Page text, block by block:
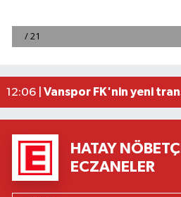
12:23 |
Adana'da iş yerinde 2
12:06 | Vanspor FK'nin yeni
HATAY NÖBETÇI
ECZANELER